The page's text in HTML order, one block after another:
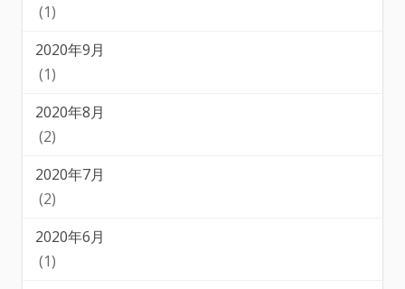
(1)
2020年9月
(1)
2020年8月
(2)
2020年7月
(2)
2020年6月
(1)